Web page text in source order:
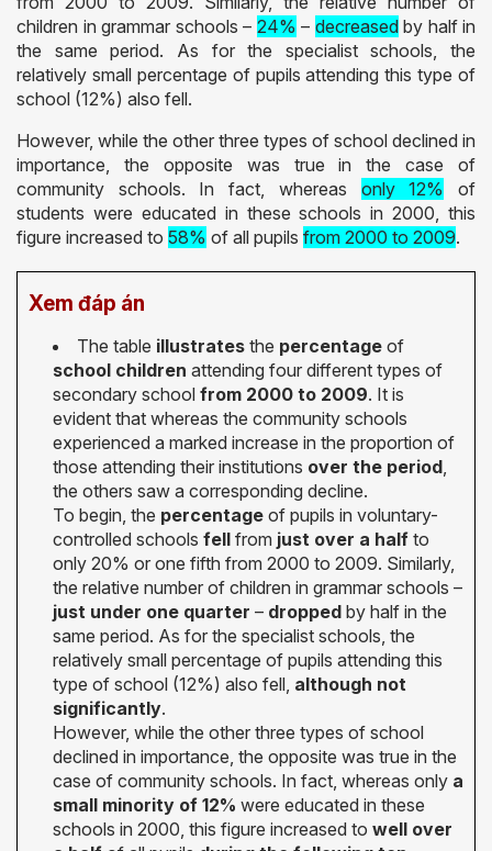
children in grammar schools – 24% – decreasedby half in
the same period. As for the specialist schools, the
relatively small percentage of pupils attending this type of
school (12%) also fell.
However, while the other three types of school declined in
importance, the opposite was true in the case of
community schools. In fact, whereas only 12%
of
students were educated in these schools in 2000, this
figure increased to 58% of all pupils from 2000 to 2009.
Xem đáp án
The table illustrates the percentage of
school children attending four different types of
secondary school from 2000 to 2009. It is
evident that whereas the community schools
experienced a marked increase in the proportion of
those attending their institutions over the period
the others saw a corresponding decline.
To begin, the percentage of pupils in voluntary-
controlled schools fell from just over a half to
only 20% or one fifth from 2000 to 2009. Similarly,
the relative number of children in grammar schools –
just under one quarter – dropped by half in the
same period. As for the specialist schools, the
relatively small percentage of pupils attending this
type of school (12%) also fell, although not
significantly.
However, while the other three types of school
declined in importance, the opposite was true in the
case of community schools. In fact, whereas only a
small minority of 12% were educated in these
schools in 2000, this figure increased to well over